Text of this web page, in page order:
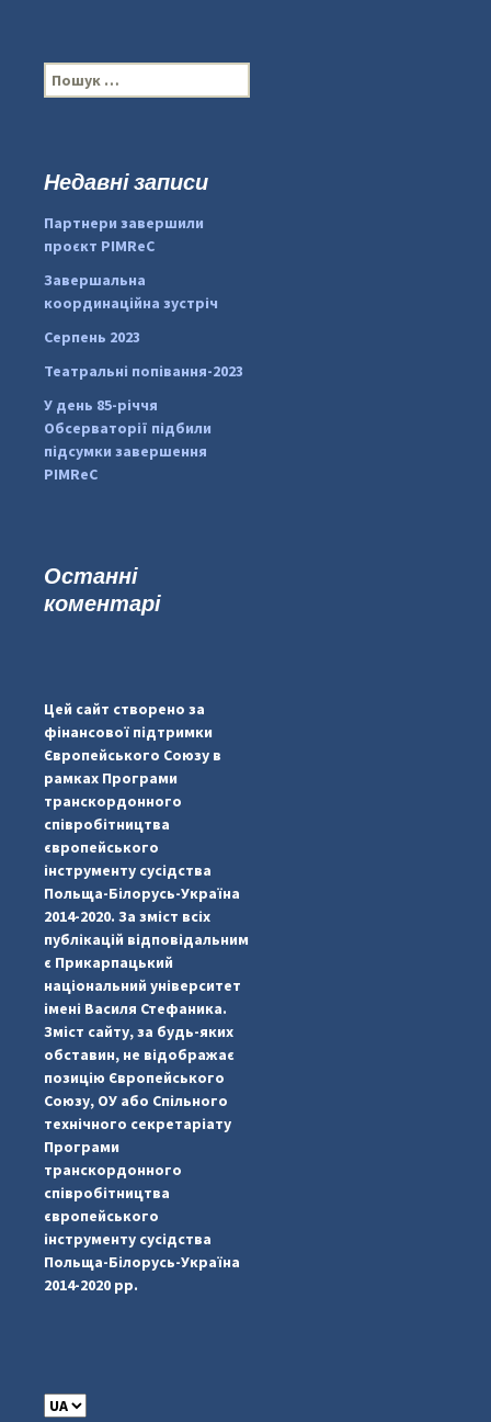
#PipIvanToday
pimrec_project
#PipIvanToday
П
о
:Недавні записи
Партнери завершили
проєкт PIMReC
Завершальна
координаційна зустріч
Серпень 2023
Театральні попівання-2023
У день 85-річчя
Обсерваторії підбили
підсумки завершення
PIMReC
Останні
коментарі
Цей сайт створено за
фінансової підтримки
Європейського Союзу в
рамках Програми
транскордонного
співробітництва
європейського
інструменту сусідства
Польща-Білорусь-Україна
2014-2020. За зміст всіх
публікацій відповідальним
є Прикарпацький
національний університет
імені Василя Стефаника.
Зміст сайту, за будь-яких
обставин, не відображає
позицію Європейського
Союзу, ОУ або Спільного
технічного секретаріату
Програми
транскордонного
співробітництва
європейського
інструменту сусідства
Польща-Білорусь-Україна
2014-2020 рр.
C